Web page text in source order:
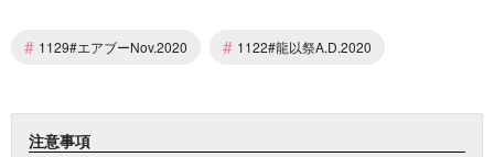
# 1129#エアブーNov.2020 # 1122#龍以祭A.D.2020
注意事項